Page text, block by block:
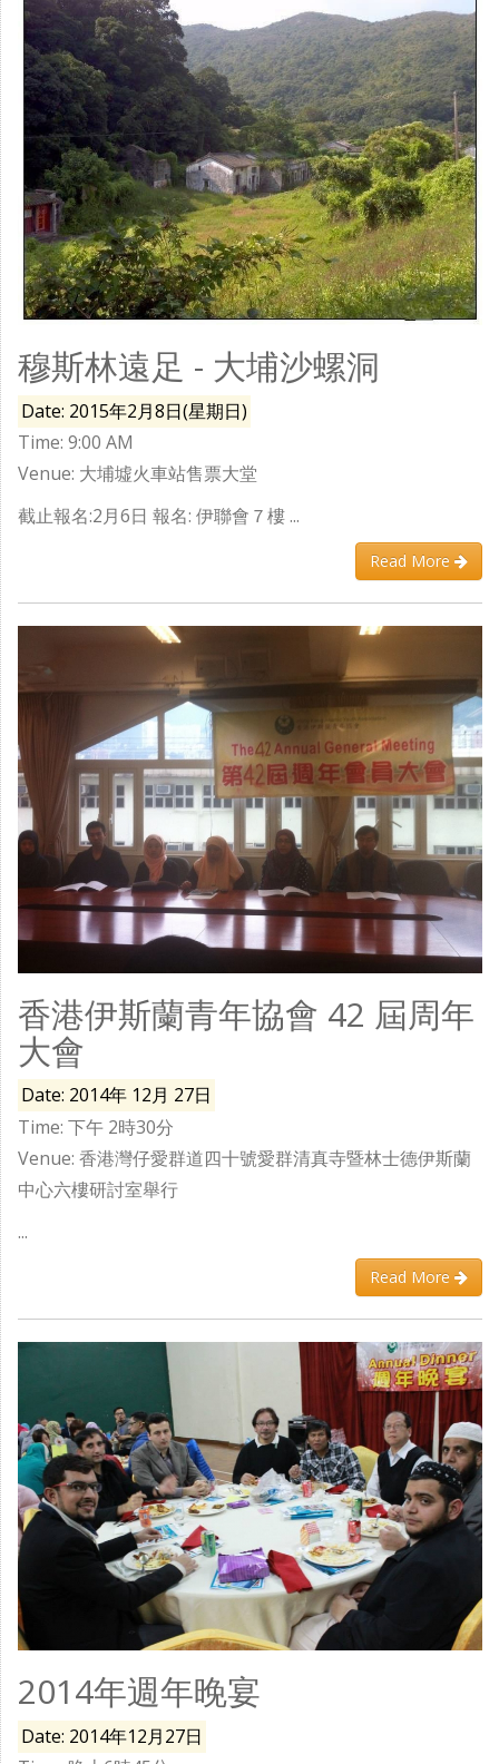
穆斯林遠足 - 大埔沙螺洞
Date: 2015年2月8日(星期日)
Time: 9:00 AM
Venue: 大埔墟火車站售票大堂
截止報名:2月6日 報名: 伊聯會７樓 ...
Read More
香港伊斯蘭青年協會 42 屆周年
大會
Date: 2014年 12月 27日
Time: 下午 2時30分
Venue: 香港灣仔愛群道四十號愛群清真寺暨林士德伊斯蘭
中心六樓研討室舉行
...
Read More
2014年週年晚宴
Date: 2014年12月27日